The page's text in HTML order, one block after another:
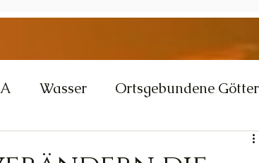
Wasser Ortsgebundene Götter